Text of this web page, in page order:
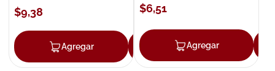
$9,38
Agregar Agregar
$6,51
Agregar